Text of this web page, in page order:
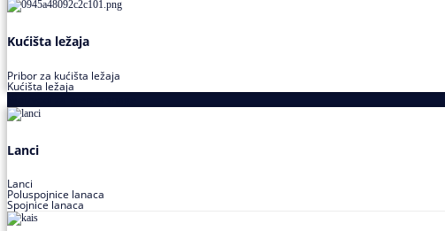
Kućišta ležaja
Pribor za kućišta ležaja
Kućišta ležaja
Lanci
Lanci
Poluspojnice lanaca
Spojnice lanaca